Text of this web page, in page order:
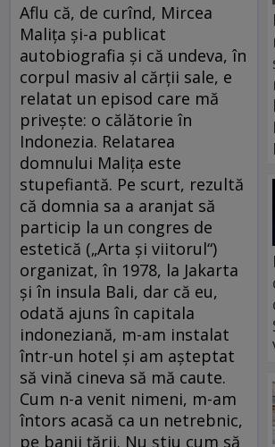
Aflu că, de curînd, Mircea
Maliţa şi-a publicat
autobiografia şi că undeva, în
corpul masiv al cărţii sale, e
relatat un episod care mă
priveşte: o călătorie în
Indonezia. Relatarea
domnului Maliţa este
stupefiantă. Pe scurt, rezultă
că domnia sa a aranjat să
particip la un congres de
estetică („Arta şi viitorul“)
organizat, în 1978, la Jakarta
şi în insula Bali, dar că eu,
odată ajuns în capitala
indoneziană, m-am instalat
într-un hotel şi am aşteptat
să vină cineva să mă caute.
Cum n-a venit nimeni, m-am
întors acasă ca un netrebnic,
pe banii ţării. Nu ştiu cum să